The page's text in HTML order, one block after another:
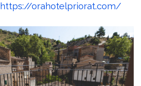
https://orahotelpriorat.com/